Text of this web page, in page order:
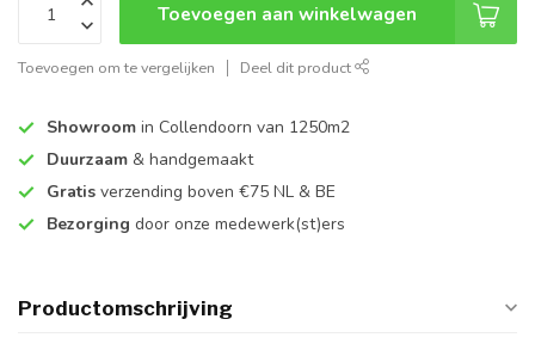
Toevoegen aan winkelwagen
Toevoegen om te vergelijken Deel dit product
Showroom in Collendoorn van 1250m2
Duurzaam & handgemaakt
Gratis verzending boven €75 NL & BE
Bezorging door onze medewerk(st)ers
Productomschrijving